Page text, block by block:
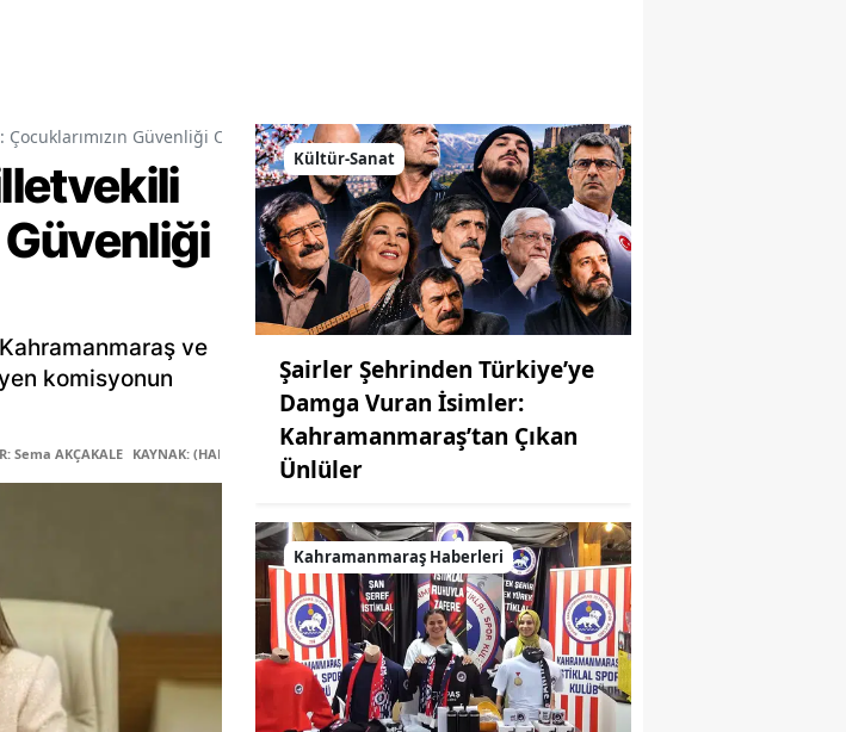
Güvenliği Ortak Vazifemiz
Güvenliği
ve
komisyonun
Sema AKÇAKALE KAYNAK: (HABER MERKEZİ) MUHABİR: Elife Karaarslan
Kültür-Sanat
Şairler Şehrinden Türkiye’ye
Damga Vuran İsimler:
Kahramanmaraş’tan Çıkan
Ünlüler
Kahramanmaraş Haberleri